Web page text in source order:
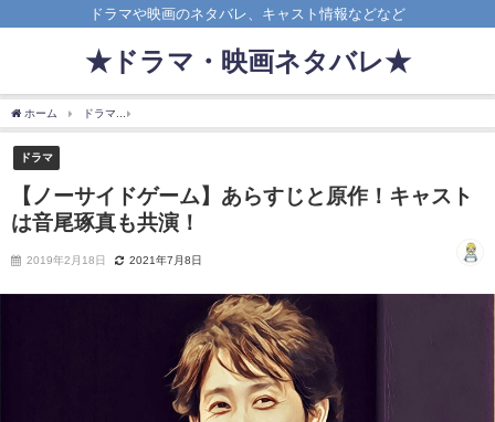
ドラマや映画のネタバレ、キャスト情報などなど
★ドラマ・映画ネタバレ★
ホーム ドラマ
ドラマ
【ノーサイドゲーム】あらすじと原作！キャスト
は音尾琢真も共演！
2019年2月18日 2021年7月8日